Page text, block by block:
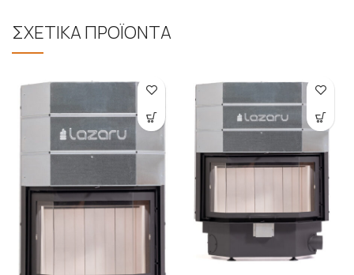
ΣΧΕΤΙΚΑ ΠΡΟΪΟΝΤΑ